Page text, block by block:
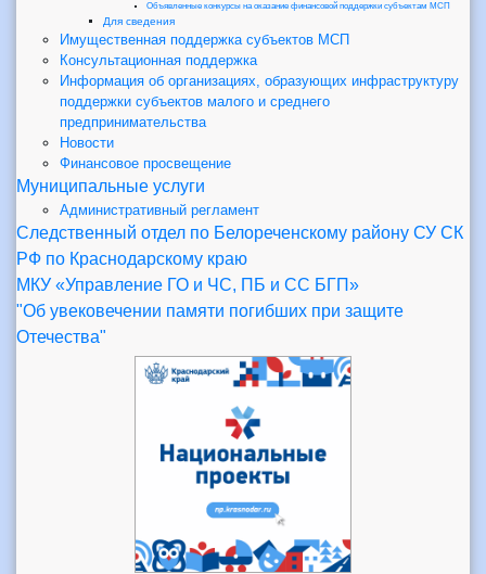
Объявленные конкурсы на оказание финансовой поддержки субъектам МСП
Для сведения
Имущественная поддержка субъектов МСП
Консультационная поддержка
Информация об организациях, образующих инфраструктуру
поддержки субъектов малого и среднего
предпринимательства
Новости
Финансовое просвещение
Муниципальные услуги
Административный регламент
Следственный отдел по Белореченскому району СУ СК
РФ по Краснодарскому краю
МКУ «Управление ГО и ЧС, ПБ и СС БГП»
"Об увековечении памяти погибших при защите
Отечества"